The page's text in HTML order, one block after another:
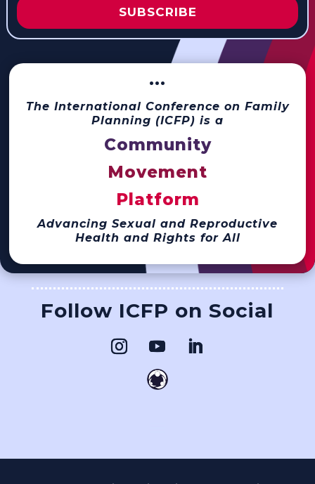
SUBSCRIBE
···
The International Conference on Family
Planning (ICFP) is a
Community
Movement
Platform
Advancing Sexual and Reproductive
Health and Rights for All
Follow ICFP on Social